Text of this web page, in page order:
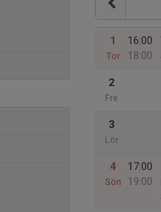
1
Tor
16:00
18:00
2
Fre
3
Lör
4
Sön
17:00
19:00